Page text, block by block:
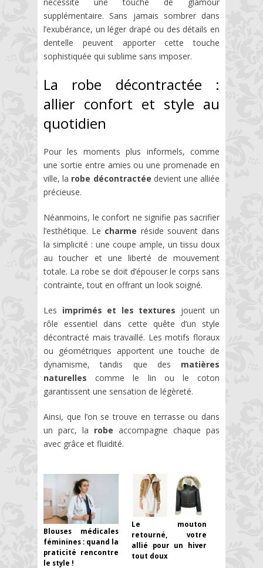
supplémentaire. Sans jamais sombrer dans
l’exubérance, un léger drapé ou des détails en
dentelle peuvent apporter cette touche
sophistiquée qui sublime sans imposer.
La robe décontractée :
allier confort et style au
quotidien
Pour les moments plus informels, comme
une sortie entre amies ou une promenade en
ville, la robe décontractée devient une alliée
précieuse.
Néanmoins, le confort ne signifie pas sacrifier
l’esthétique. Le charme réside souvent dans
la simplicité : une coupe ample, un tissu doux
au toucher et une liberté de mouvement
totale. La robe se doit d’épouser le corps sans
contrainte, tout en offrant un look soigné.
Les imprimés et les textures jouent un
rôle essentiel dans cette quête d’un style
décontracté mais travaillé. Les motifs floraux
ou géométriques apportent une touche de
dynamisme, tandis que des matières
naturelles comme le lin ou le coton
garantissent une sensation de légèreté.
Ainsi, que l’on se trouve en terrasse ou dans
un parc, la robe accompagne chaque pas
avec grâce et fluidité.
Blouses médicales
féminines : quand la
praticité rencontre
le style !
Le mouton
retourné, votre
allié pour un hiver
tout doux